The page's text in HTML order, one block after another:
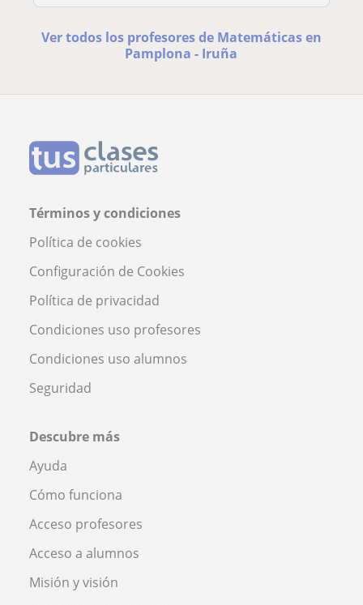
Ver todos los profesores de Matemáticas en
Pamplona - Iruña
Términos y condiciones
Política de cookies
Configuración de Cookies
Política de privacidad
Condiciones uso profesores
Condiciones uso alumnos
Seguridad
Descubre más
Ayuda
Cómo funciona
Acceso profesores
Acceso a alumnos
Misión y visión